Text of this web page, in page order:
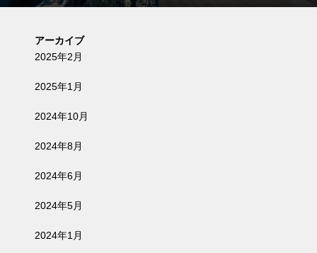
レシティ神戸元町〜
大型商業施設の利便性が両立した
アーカイブ
2025年2月
2025年1月
2024年10月
2024年8月
2024年6月
2024年5月
2024年1月